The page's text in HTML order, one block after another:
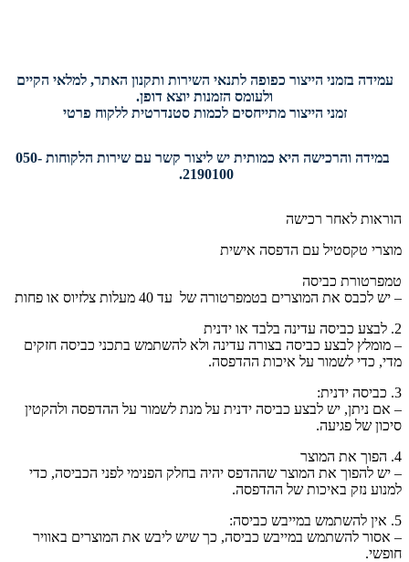
עמידה בזמני הייצור כפופה לתנאי השירות ותקנון האתר, למלאי הקיים
ולעומס הזמנות יוצא דופן.
זמני הייצור מתייחסים לכמות סטנדרטית ללקוח פרטי
במידה והרכישה היא כמותית יש ליצור קשר עם שירות הלקוחות 050-
2190100.
הוראות לאחר רכישה
מוצרי טקסטיל עם הדפסה אישית
טמפרטורת כביסה
– יש לכבס את המוצרים בטמפרטורה של עד 40 מעלות צלזיוס או פחות
2. לבצע כביסה עדינה בלבד או ידנית
– מומלץ לבצע כביסה בצורה עדינה ולא להשתמש בתכני כביסה חזקים
מדי, כדי לשמור על איכות ההדפסה.
3. כביסה ידנית:
– אם ניתן, יש לבצע כביסה ידנית על מנת לשמור על ההדפסה ולהקטין
סיכון של פגיעה.
4. הפוך את המוצר
– יש להפוך את המוצר שההדפס יהיה בחלק הפנימי לפני הכביסה, כדי
למנוע נזק באיכות של ההדפסה.
5. אין להשתמש במייבש כביסה:
– אסור להשתמש במייבש כביסה, כך שיש ליבש את המוצרים באוויר
חופשי.